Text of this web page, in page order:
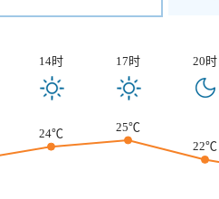
14时 17时 20时
24℃
25℃
22℃